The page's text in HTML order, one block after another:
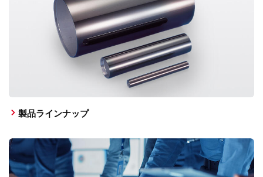
製品ラインナップ